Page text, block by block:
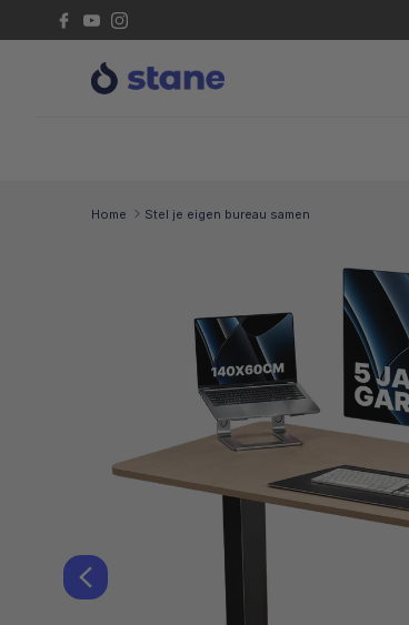
Ga naar inhoud
Facebook
YouTubeInstagram
Home Stel je eigen bureau samen